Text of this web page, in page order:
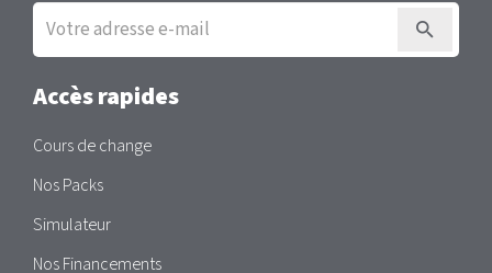
Inscription
la
newsletter
Accès rapides
Cours de change
Nos Packs
Simulateur
Nos Financements